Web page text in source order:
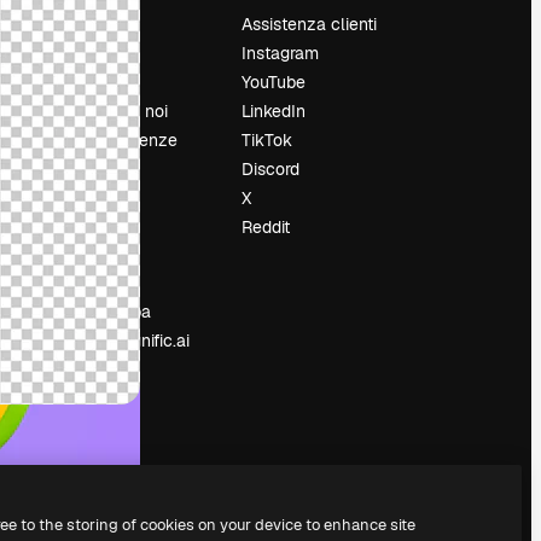
Prezzi
Chi siamo
Recensioni
Lavora con noi
Cerca tendenze
Blog
Eventi
Slidesgo
Vendi i tuoi
contenuti
Sala stampa
Cerchi magnific.ai
Assistenza clienti
Instagram
YouTube
LinkedIn
TikTok
Discord
X
Reddit
to the storing of cookies on your device to enhance site